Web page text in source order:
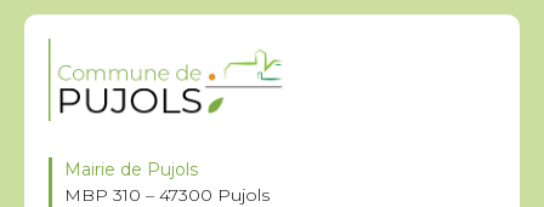
Mairie de Pujols
MBP 310 – 47300 Pujols